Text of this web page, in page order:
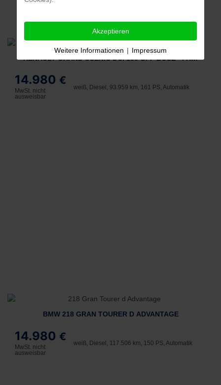
RENAULT GRAND SCENIC DCI 160 GPF BOSE -
14.980 €
MwSt. nicht
ausweisbar
weiß, Diesel, 93.959 km, 161 PS, Automatik
BMW 218 GRAN TOURER D ADVANTAGE
14.980 €
MwSt. nicht
ausweisbar
weiß, Diesel, 117.506 km, 150 PS, Automatik
Akzeptieren
Weitere Informationen | Impressum